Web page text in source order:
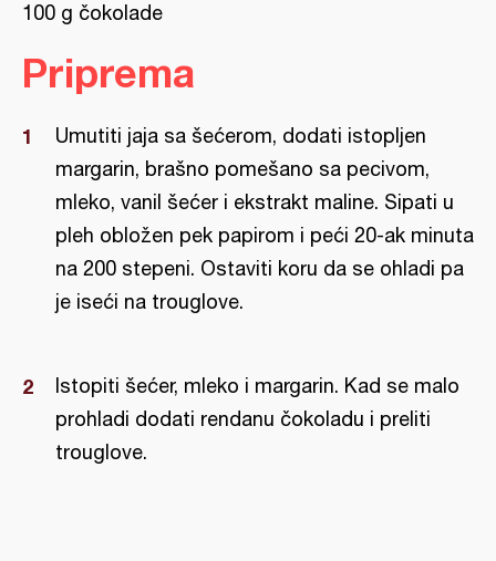
100 g čokolade
Priprema
Umutiti jaja sa šećerom, dodati istopljen
margarin, brašno pomešano sa pecivom,
mleko, vanil šećer i ekstrakt maline. Sipati u
pleh obložen pek papirom i peći 20-ak minuta
na 200 stepeni. Ostaviti koru da se ohladi pa
je iseći na trouglove.
Istopiti šećer, mleko i margarin. Kad se malo
prohladi dodati rendanu čokoladu i preliti
trouglove.